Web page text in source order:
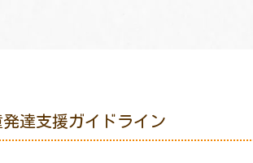
達支援ガイドライン